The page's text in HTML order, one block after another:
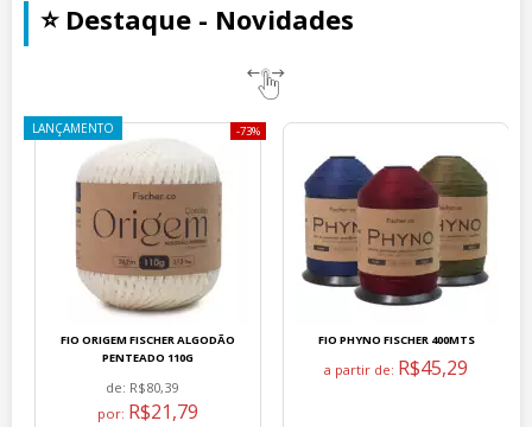
⭐ Destaque - Novidades
LANÇAMENTO
FIO ORIGEM FISCHER ALGODÃO
PENTEADO 110G
de: R$80,39
por: R$21,79
73%
FIO PHYNO FISCHER 400MTS
a partir de: R$45,29